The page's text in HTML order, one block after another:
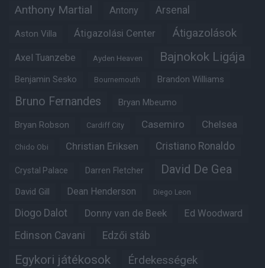
Anthony Martial Antony Arsenal
Aston Villa Átigazolási Center Átigazolások
Axel Tuanzebe Ayden Heaven Bajnokok Ligája
Benjamin Sesko Bournemouth Brandon Williams
Bruno Fernandes Bryan Mbeumo
Bryan Robson Cardiff City Casemiro Chelsea
Chido Obi Christian Eriksen Cristiano Ronaldo
Crystal Palace Darren Fletcher David De Gea
David Gill Dean Henderson Diego Leon
Diogo Dalot Donny van de Beek Ed Woodward
Edinson Cavani Edzői stáb
Egykori játékosok Érdekességek